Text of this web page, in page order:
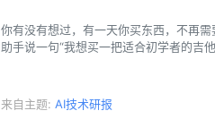
你有没有想过，有一天你买东西，不再
助手说一句“我想买一把适合初学者的吉
来自主题: AI技术研报